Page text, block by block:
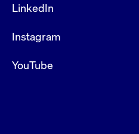
LinkedIn
Instagram
YouTube